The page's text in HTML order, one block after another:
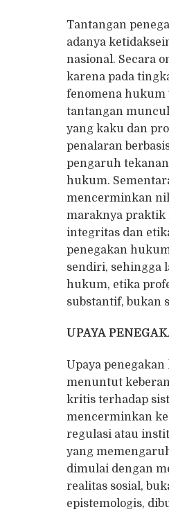
Tantangan
adanya
nasional. Secara
karena pada
fenomena hukum
tantangan
yang kaku dan
penalaran
pengaruh
hukum.
mencerminkan
maraknya praktik
integritas dan
penegakan
sendiri, sehingga
hukum, etika
substantif, bukan
UPAYA
Upaya
menuntut
kritis terhadap
mencerminkan
regulasi atau
yang
dimulai dengan
realitas sosial,
epistemologis,